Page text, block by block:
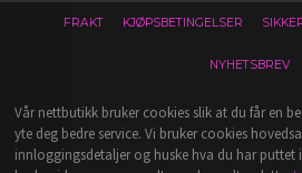
FRAKT KJØPSBETINGELSER
NYHETSBREV
Vår nettbutikk bruker cookies slik at du får en
yte deg bedre service. Vi bruker cookies
innloggingsdetaljer og huske hva du har puttet